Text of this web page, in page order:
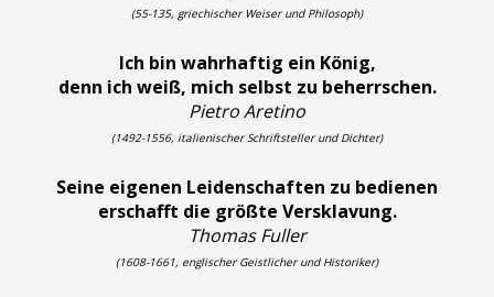
(55-135, griechischer Weiser und Philosoph)
Ich bin wahrhaftig ein König,
denn ich weiß, mich selbst zu beherrschen.
Pietro Aretino
(1492-1556, italienischer Schriftsteller und Dichter)
Seine eigenen Leidenschaften zu bedienen
erschafft die größte Versklavung.
Thomas Fuller
(1608-1661, englischer Geistlicher und Historiker)